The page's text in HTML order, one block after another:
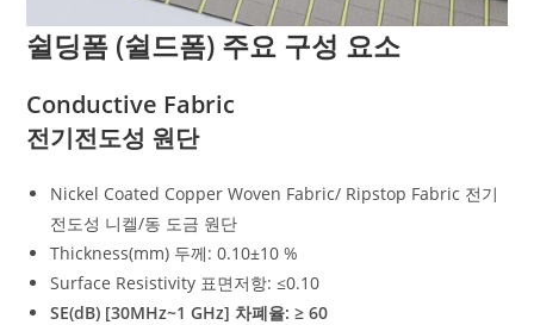
쉴딩폼 (쉴드폼) 주요 구성 요소
Conductive Fabric
전기전도성 원단
Nickel Coated Copper Woven Fabric/ Ripstop Fabric 전기
전도성 니켈/동 도금 원단
Thickness(mm) 두께: 0.10±10 %
Surface Resistivity 표면저항: ≤0.10
SE(dB) [30MHz~1 GHz] 차폐율: ≥ 60